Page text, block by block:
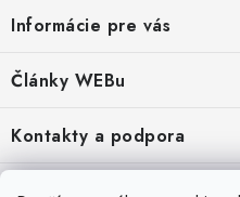
p
ä
e
Informácie pre vás
Obchodné podmienky
Moja objednávka
Odstúpenie od zmluvy
Články WEBu
Dôležité oznamy
16.6.2026
Kontakty a podpora
Servisné služby